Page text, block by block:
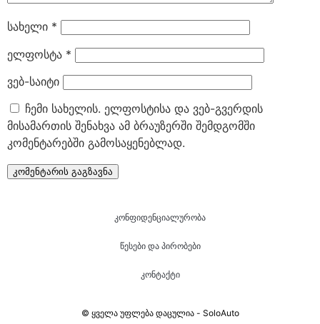
სახელი *
ელფოსტა *
ვებ-საიტი
ჩემი სახელის. ელფოსტისა და ვებ-გვერდის
მისამართის შენახვა ამ ბრაუზერში შემდგომში
კომენტარებში გამოსაყენებლად.
კონფიდენციალურობა
წესები და პირობები
კონტაქტი
© ყველა უფლება დაცულია - SoloAuto